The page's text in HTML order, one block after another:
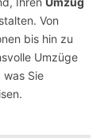
Von
bis hin zu
Umzüge
was Sie